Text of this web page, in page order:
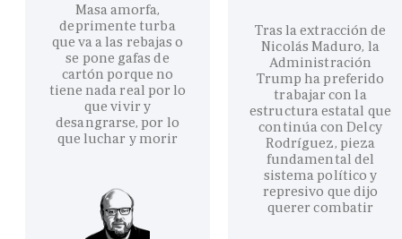
Masa amorfa,
deprimente turba
que va a las rebajas o
se pone gafas de
cartón porque no
tiene nada real por lo
que vivir y
desangrarse, por lo
que luchar y morir
Tras la extracción de
Nicolás Maduro, la
Administración
Trump ha preferido
trabajar con la
estructura estatal que
continúa con Delcy
Rodríguez, pieza
fundamental del
sistema político y
represivo que dijo
querer combatir